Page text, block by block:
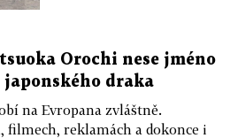
Orochi nese jméno
draka
na Evropana zvláštně.
filmech, reklamách a dokonce i